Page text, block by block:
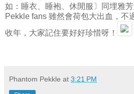
如：睡衣、睡袍、休閒服〕同埋雅
Pekkle fans 雖然會荷包大出血，不
收年，大家記住要好好珍惜呀！
Phantom Pekkle at 3:21 PM